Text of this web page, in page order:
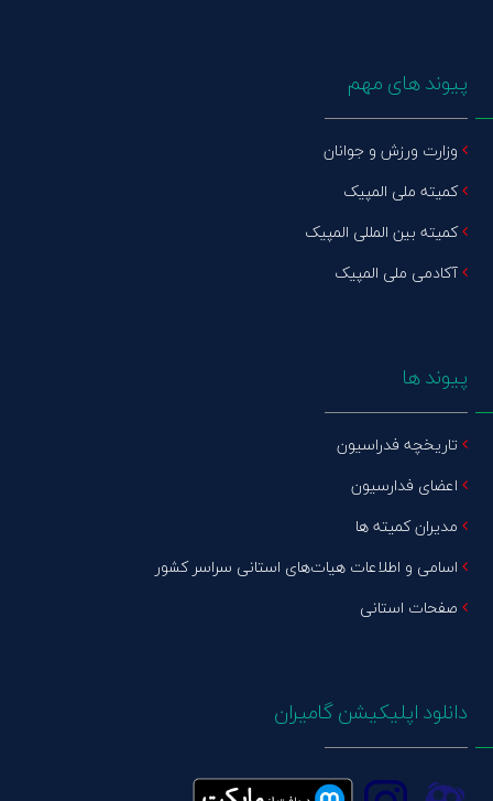
پیوند های مهم
وزارت ورزش و جوانان
کمیته ملی المپیک
کمیته بین المللی المپیک
آکادمی ملی المپیک
پیوند ها
تاریخچه فدراسیون
اعضای فدارسیون
مدیران کمیته ها
اسامی و اطلاعات هیات‌های استانی سراسر کشور
صفحات استانی
دانلود اپلیکیشن گامیران